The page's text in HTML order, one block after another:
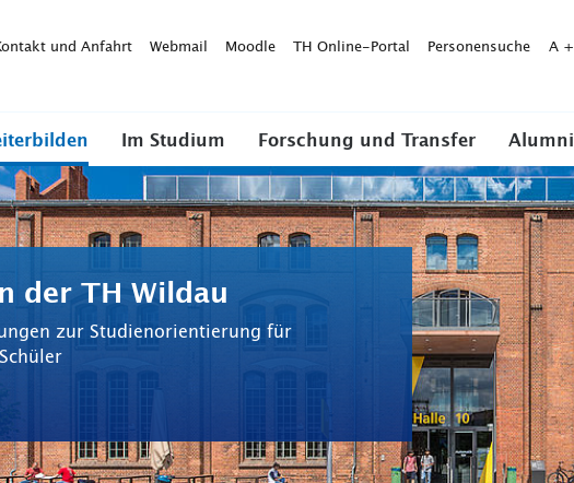
und Anfahrt Webmail Moodle TH Online-Portal Personensuche A +
Im Studium Forschung und Transfer Alumni
der TH Wildau
zur Studienorientierung für